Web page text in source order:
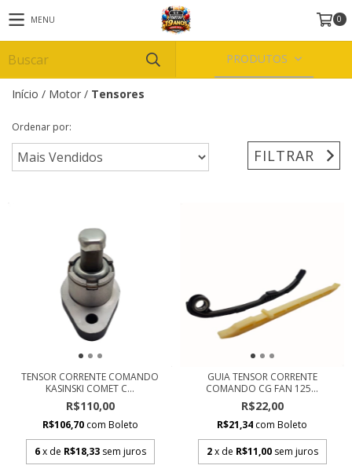
MENU 0
PRODUTOS
Início / Motor / Tensores
Ordenar por:
FILTRAR
TENSOR CORRENTE COMANDO
KASINSKI COMET C...
R$110,00
R$106,70 com Boleto
6 x de R$18,33 sem juros
GUIA TENSOR CORRENTE
COMANDO CG FAN 125...
R$22,00
R$21,34 com Boleto
2 x de R$11,00 sem juros